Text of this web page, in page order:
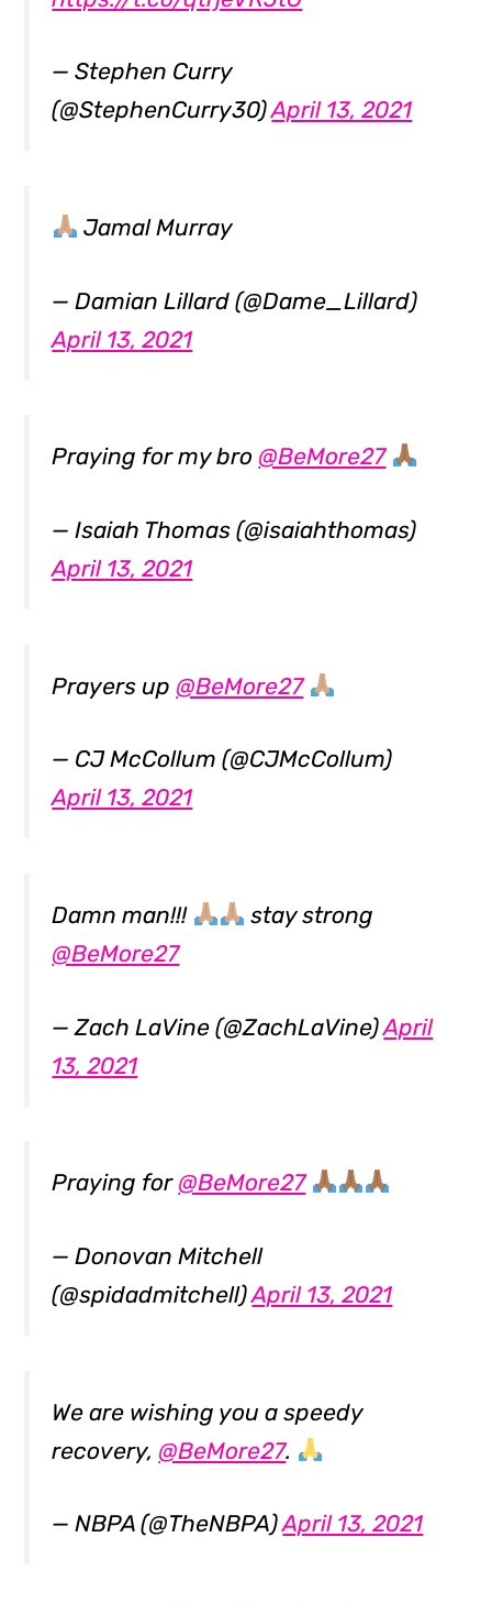
— Stephen Curry
(@StephenCurry30)April 13, 2021
Jamal Murray
— Damian Lillard (@Dame_Lillard)
April 13, 2021
Praying for my bro @BeMore27
— Isaiah Thomas (@isaiahthomas)
April 13, 2021
Prayers up @BeMore27
— CJ McCollum (@CJMcCollum)
April 13, 2021
Damn man!!!
stay strong
@BeMore27
— Zach LaVine (@ZachLaVine)April
13, 2021
Praying for @BeMore27
— Donovan Mitchell
(@spidadmitchell)April 13, 2021
We are wishing you a speedy
recovery, @BeMore27.
— NBPA (@TheNBPA)April 13, 2021